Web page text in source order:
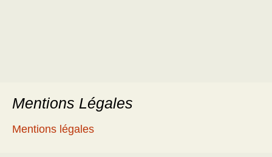
Mentions Légales
Mentions légales